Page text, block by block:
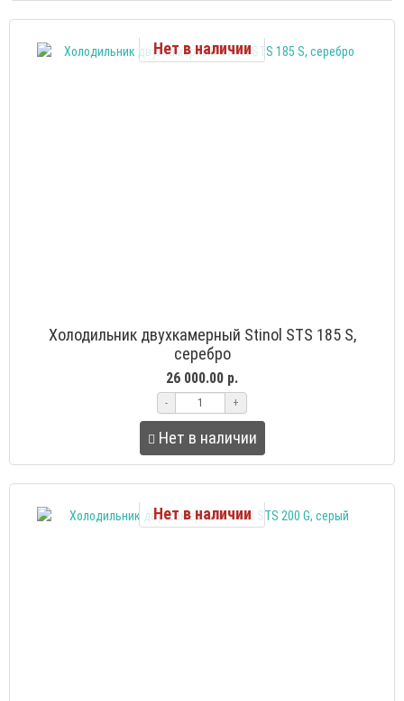
Нет в наличии
Холодильник двухкамерный Stinol STS 185 S,
серебро
26 000.00 р.
- +
Нет в наличии
Нет в наличии